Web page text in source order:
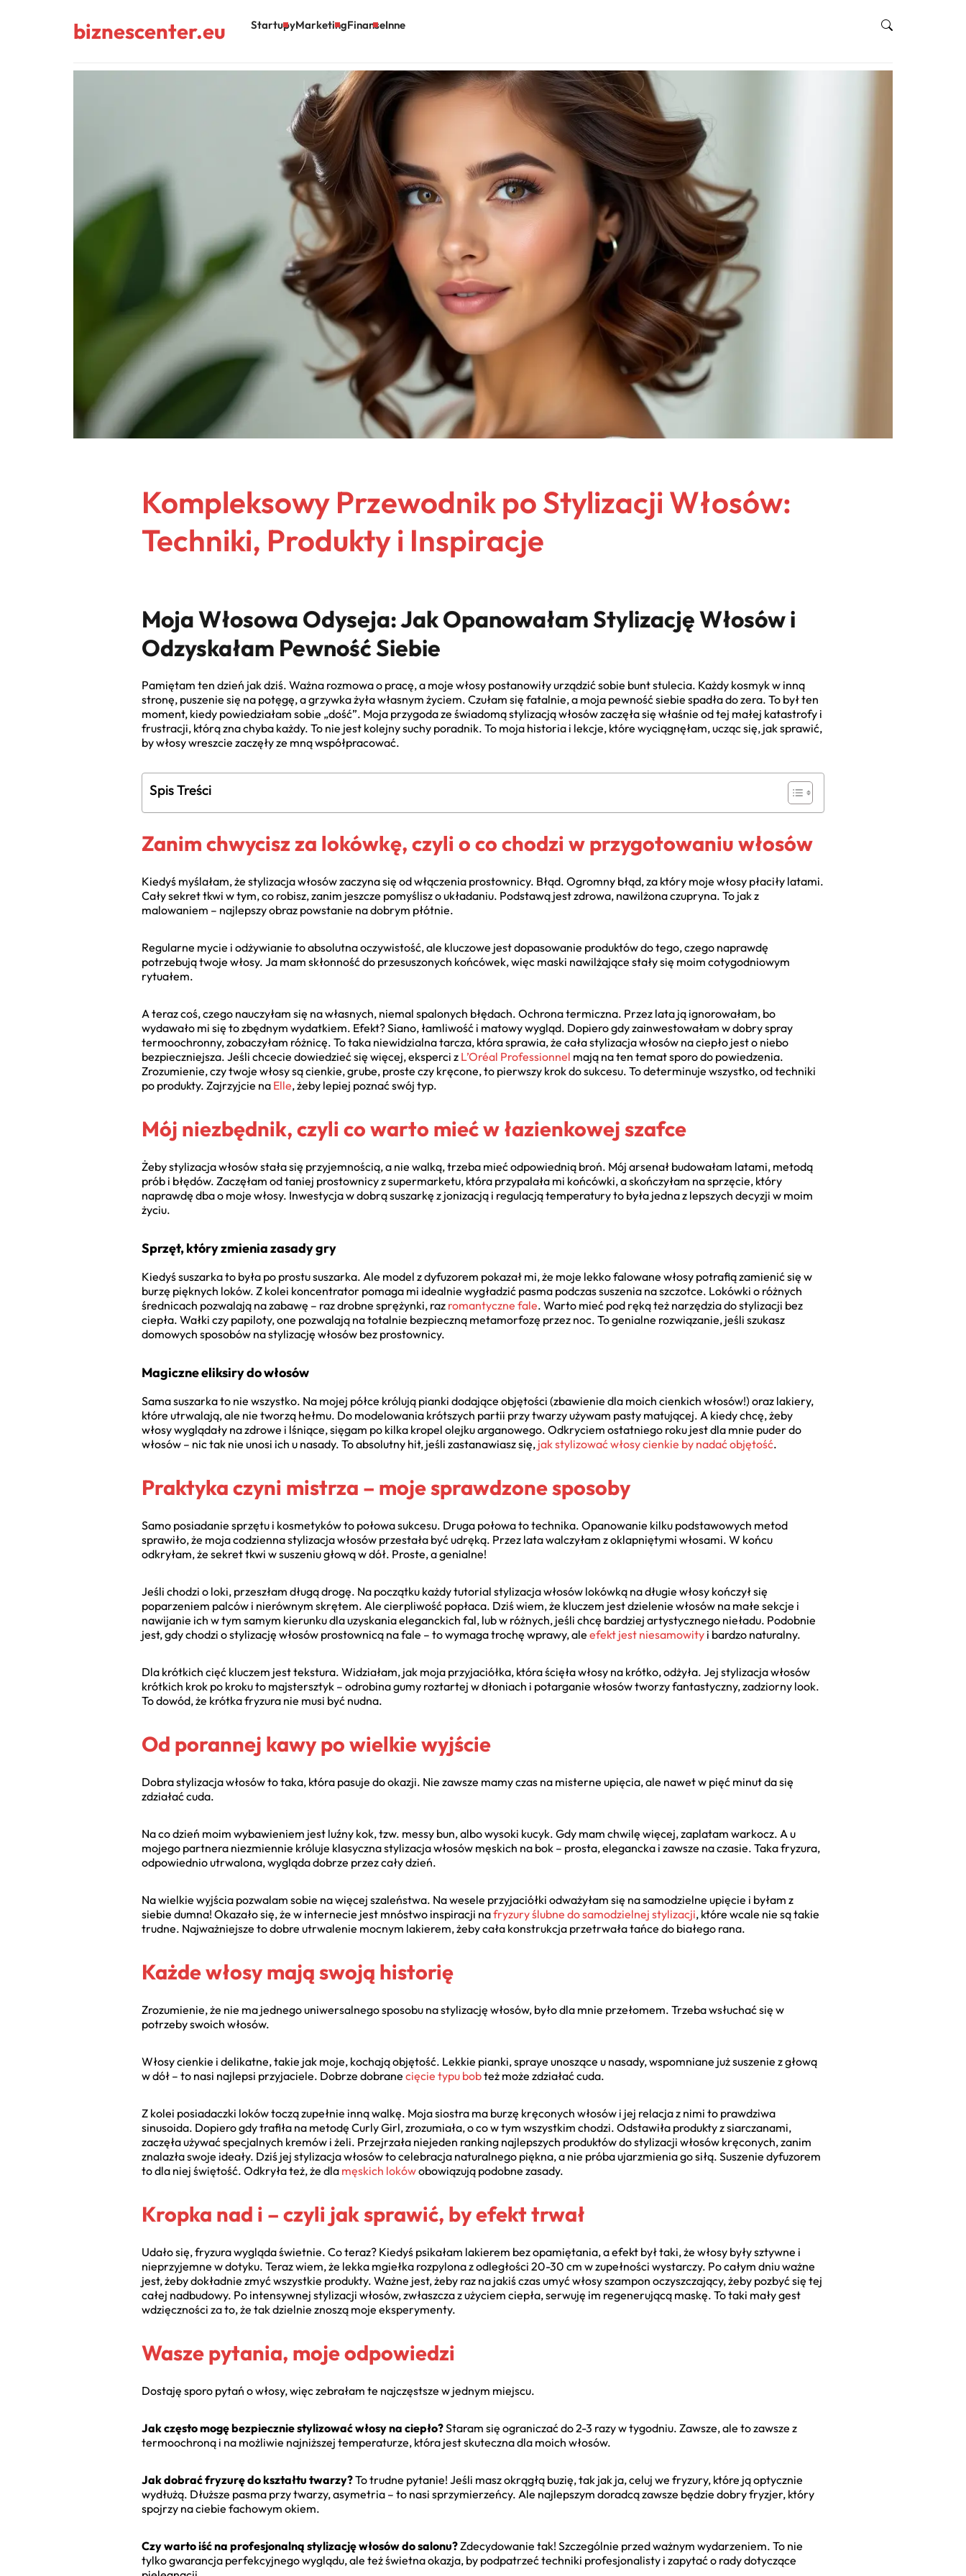
biznescenter.eu StartupyMarketingFinanseInne
Kompleksowy Przewodnik po Stylizacji Włosów:
Techniki, Produkty i Inspiracje
Moja Włosowa Odyseja: Jak Opanowałam Stylizację Włosów i
Odzyskałam Pewność Siebie
Pamiętam ten dzień jak dziś. Ważna rozmowa o pracę, a moje włosy postanowiły urządzić sobie bunt stulecia. Każdy kosmyk w inną
stronę, puszenie się na potęgę, a grzywka żyła własnym życiem. Czułam się fatalnie, a moja pewność siebie spadła do zera. To był ten
moment, kiedy powiedziałam sobie „dość”. Moja przygoda ze świadomą stylizacją włosów zaczęła się właśnie od tej małej katastrofy i
frustracji, którą zna chyba każdy. To nie jest kolejny suchy poradnik. To moja historia i lekcje, które wyciągnęłam, ucząc się, jak sprawić,
by włosy wreszcie zaczęły ze mną współpracować.
Spis Treści
Zanim chwycisz za lokówkę, czyli o co chodzi w przygotowaniu włosów
Kiedyś myślałam, że stylizacja włosów zaczyna się od włączenia prostownicy. Błąd. Ogromny błąd, za który moje włosy płaciły latami.
Cały sekret tkwi w tym, co robisz, zanim jeszcze pomyślisz o układaniu. Podstawą jest zdrowa, nawilżona czupryna. To jak z
malowaniem – najlepszy obraz powstanie na dobrym płótnie.
Regularne mycie i odżywianie to absolutna oczywistość, ale kluczowe jest dopasowanie produktów do tego, czego naprawdę
potrzebują twoje włosy. Ja mam skłonność do przesuszonych końcówek, więc maski nawilżające stały się moim cotygodniowym
rytuałem.
A teraz coś, czego nauczyłam się na własnych, niemal spalonych błędach. Ochrona termiczna. Przez lata ją ignorowałam, bo
wydawało mi się to zbędnym wydatkiem. Efekt? Siano, łamliwość i matowy wygląd. Dopiero gdy zainwestowałam w dobry spray
termoochronny, zobaczyłam różnicę. To taka niewidzialna tarcza, która sprawia, że cała stylizacja włosów na ciepło jest o niebo
bezpieczniejsza. Jeśli chcecie dowiedzieć się więcej, eksperci z L’Oréal Professionnel mają na ten temat sporo do powiedzenia.
Zrozumienie, czy twoje włosy są cienkie, grube, proste czy kręcone, to pierwszy krok do sukcesu. To determinuje wszystko, od techniki
po produkty. Zajrzyjcie na Elle, żeby lepiej poznać swój typ.
Mój niezbędnik, czyli co warto mieć w łazienkowej szafce
Żeby stylizacja włosów stała się przyjemnością, a nie walką, trzeba mieć odpowiednią broń. Mój arsenał budowałam latami, metodą
prób i błędów. Zaczęłam od taniej prostownicy z supermarketu, która przypalała mi końcówki, a skończyłam na sprzęcie, który
naprawdę dba o moje włosy. Inwestycja w dobrą suszarkę z jonizacją i regulacją temperatury to była jedna z lepszych decyzji w moim
życiu.
Sprzęt, który zmienia zasady gry
Kiedyś suszarka to była po prostu suszarka. Ale model z dyfuzorem pokazał mi, że moje lekko falowane włosy potrafią zamienić się w
burzę pięknych loków. Z kolei koncentrator pomaga mi idealnie wygładzić pasma podczas suszenia na szczotce. Lokówki o różnych
średnicach pozwalają na zabawę – raz drobne sprężynki, raz romantyczne fale. Warto mieć pod ręką też narzędzia do stylizacji bez
ciepła. Wałki czy papiloty, one pozwalają na totalnie bezpieczną metamorfozę przez noc. To genialne rozwiązanie, jeśli szukasz
domowych sposobów na stylizację włosów bez prostownicy.
Magiczne eliksiry do włosów
Sama suszarka to nie wszystko. Na mojej półce królują pianki dodające objętości (zbawienie dla moich cienkich włosów!) oraz lakiery,
które utrwalają, ale nie tworzą hełmu. Do modelowania krótszych partii przy twarzy używam pasty matującej. A kiedy chcę, żeby
włosy wyglądały na zdrowe i lśniące, sięgam po kilka kropel olejku arganowego. Odkryciem ostatniego roku jest dla mnie puder do
włosów – nic tak nie unosi ich u nasady. To absolutny hit, jeśli zastanawiasz się, jak stylizować włosy cienkie by nadać objętość.
Praktyka czyni mistrza – moje sprawdzone sposoby
Samo posiadanie sprzętu i kosmetyków to połowa sukcesu. Druga połowa to technika. Opanowanie kilku podstawowych metod
sprawiło, że moja codzienna stylizacja włosów przestała być udręką. Przez lata walczyłam z oklapniętymi włosami. W końcu
odkryłam, że sekret tkwi w suszeniu głową w dół. Proste, a genialne!
Jeśli chodzi o loki, przeszłam długą drogę. Na początku każdy tutorial stylizacja włosów lokówką na długie włosy kończył się
poparzeniem palców i nierównym skrętem. Ale cierpliwość popłaca. Dziś wiem, że kluczem jest dzielenie włosów na małe sekcje i
nawijanie ich w tym samym kierunku dla uzyskania eleganckich fal, lub w różnych, jeśli chcę bardziej artystycznego nieładu. Podobnie
jest, gdy chodzi o stylizację włosów prostownicą na fale – to wymaga trochę wprawy, ale efekt jest niesamowity i bardzo naturalny.
Dla krótkich cięć kluczem jest tekstura. Widziałam, jak moja przyjaciółka, która ścięła włosy na krótko, odżyła. Jej stylizacja włosów
krótkich krok po kroku to majstersztyk – odrobina gumy roztartej w dłoniach i potarganie włosów tworzy fantastyczny, zadziorny look.
To dowód, że krótka fryzura nie musi być nudna.
Od porannej kawy po wielkie wyjście
Dobra stylizacja włosów to taka, która pasuje do okazji. Nie zawsze mamy czas na misterne upięcia, ale nawet w pięć minut da się
zdziałać cuda.
Na co dzień moim wybawieniem jest luźny kok, tzw. messy bun, albo wysoki kucyk. Gdy mam chwilę więcej, zaplatam warkocz. A u
mojego partnera niezmiennie króluje klasyczna stylizacja włosów męskich na bok – prosta, elegancka i zawsze na czasie. Taka fryzura,
odpowiednio utrwalona, wygląda dobrze przez cały dzień.
Na wielkie wyjścia pozwalam sobie na więcej szaleństwa. Na wesele przyjaciółki odważyłam się na samodzielne upięcie i byłam z
siebie dumna! Okazało się, że w internecie jest mnóstwo inspiracji nafryzury ślubne do samodzielnej stylizacji, które wcale nie są takie
trudne. Najważniejsze to dobre utrwalenie mocnym lakierem, żeby cała konstrukcja przetrwała tańce do białego rana.
Każde włosy mają swoją historię
Zrozumienie, że nie ma jednego uniwersalnego sposobu na stylizację włosów, było dla mnie przełomem. Trzeba wsłuchać się w
potrzeby swoich włosów.
Włosy cienkie i delikatne, takie jak moje, kochają objętość. Lekkie pianki, spraye unoszące u nasady, wspomniane już suszenie z głową
w dół – to nasi najlepsi przyjaciele. Dobrze dobrane cięcie typu bobteż może zdziałać cuda.
Z kolei posiadaczki loków toczą zupełnie inną walkę. Moja siostra ma burzę kręconych włosów i jej relacja z nimi to prawdziwa
sinusoida. Dopiero gdy trafiła na metodę Curly Girl, zrozumiała, o co w tym wszystkim chodzi. Odstawiła produkty z siarczanami,
zaczęła używać specjalnych kremów i żeli. Przejrzała niejeden ranking najlepszych produktów do stylizacji włosów kręconych, zanim
znalazła swoje ideały. Dziś jej stylizacja włosów to celebracja naturalnego piękna, a nie próba ujarzmienia go siłą. Suszenie dyfuzorem
to dla niej świętość. Odkryła też, że dla męskich lokówobowiązują podobne zasady.
Kropka nad i – czyli jak sprawić, by efekt trwał
Udało się, fryzura wygląda świetnie. Co teraz? Kiedyś psikałam lakierem bez opamiętania, a efekt był taki, że włosy były sztywne i
nieprzyjemne w dotyku. Teraz wiem, że lekka mgiełka rozpylona z odległości 20-30 cm w zupełności wystarczy. Po całym dniu ważne
jest, żeby dokładnie zmyć wszystkie produkty. Ważne jest, żeby raz na jakiś czas umyć włosy szampon oczyszczający, żeby pozbyć się tej
całej nadbudowy. Po intensywnej stylizacji włosów, zwłaszcza z użyciem ciepła, serwuję im regenerującą maskę. To taki mały gest
wdzięczności za to, że tak dzielnie znoszą moje eksperymenty.
Wasze pytania, moje odpowiedzi
Dostaję sporo pytań o włosy, więc zebrałam te najczęstsze w jednym miejscu.
Jak często mogę bezpiecznie stylizować włosy na ciepło?Staram się ograniczać do 2-3 razy w tygodniu. Zawsze, ale to zawsze z
termoochroną i na możliwie najniższej temperaturze, która jest skuteczna dla moich włosów.
Jak dobrać fryzurę do kształtu twarzy?To trudne pytanie! Jeśli masz okrągłą buzię, tak jak ja, celuj we fryzury, które ją optycznie
wydłużą. Dłuższe pasma przy twarzy, asymetria – to nasi sprzymierzeńcy. Ale najlepszym doradcą zawsze będzie dobry fryzjer, który
spojrzy na ciebie fachowym okiem.
Czy warto iść na profesjonalną stylizację włosów do salonu?Zdecydowanie tak! Szczególnie przed ważnym wydarzeniem. To nie
tylko gwarancja perfekcyjnego wyglądu, ale też świetna okazja, by podpatrzeć techniki profesjonalisty i zapytać o rady dotyczące